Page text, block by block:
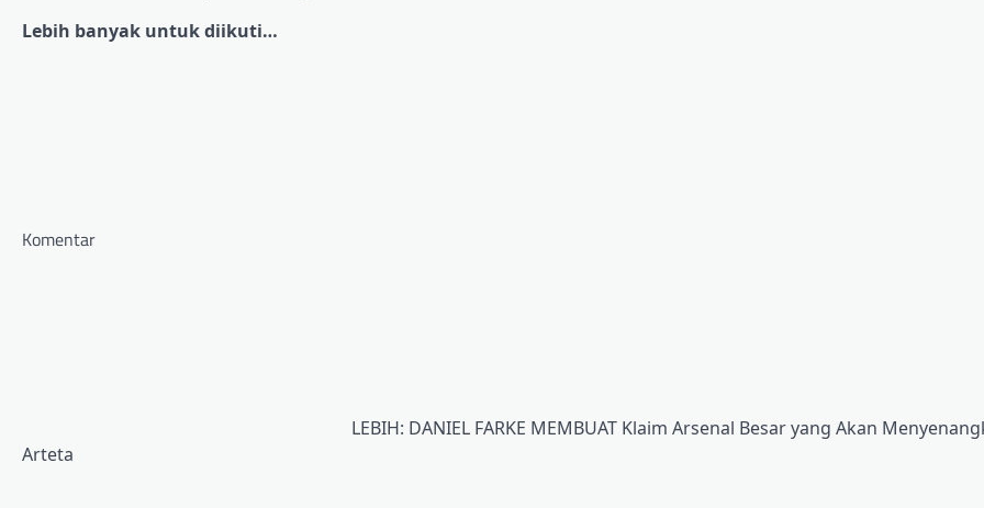
Lebih banyak untuk diikuti…
Komentar
LEBIH: DANIEL FARKE MEMBUAT Klaim Arsenal Besar yang Akan
Arteta